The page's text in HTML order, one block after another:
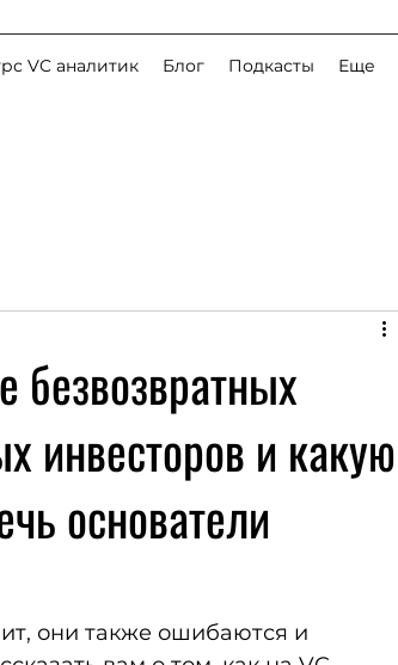
VC аналитик Блог Подкасты Еще
безвозвратных
инвесторов и какую
основатели
они также ошибаются и